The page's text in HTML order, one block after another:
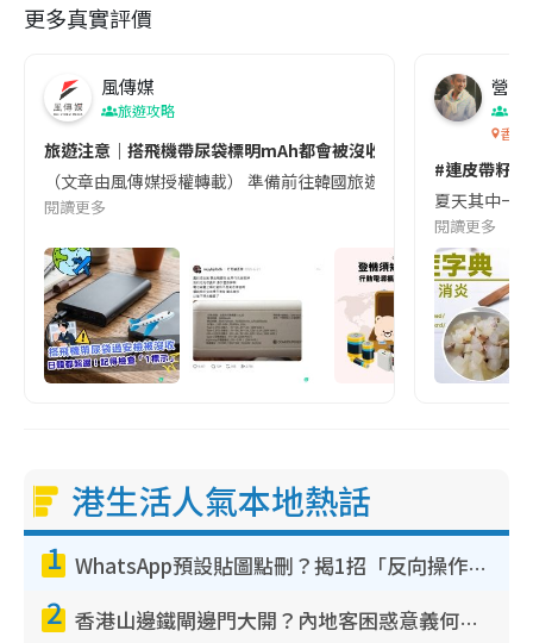
更多真實評價
風傳媒
旅遊攻略
旅遊注意｜搭飛機帶尿袋標明mAh都會被沒收😱出發前切記檢查
（文章由風傳媒授權轉載） 準備前往韓國旅遊的民眾，近期要
閱讀更多
營養
香港
#連皮帶籽
夏天其中一
閱讀更多
港生活人氣本地熱話
1 WhatsApp預設貼圖點刪？揭1招「反向操作」還原簡潔介面 附3步實測教學
2 香港山邊鐵閘邊門大開？內地客困惑意義何在！網民神回覆：呢種叫法理性防禦